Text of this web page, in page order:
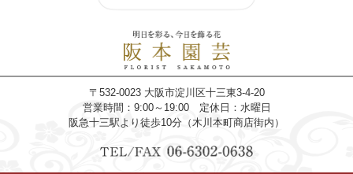
〒532-0023 大阪市淀川区十三東3-4-20
営業時間：9:00～19:00 定休日：水曜日
阪急十三駅より徒歩10分（木川本町商店街内）